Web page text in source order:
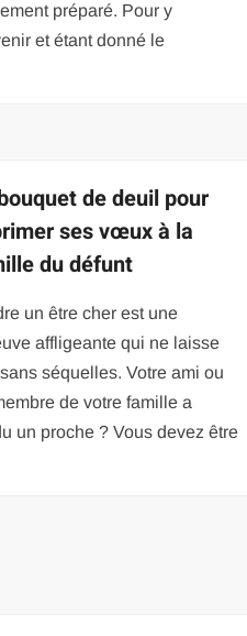
préparé. Pour y
et étant donné le
de deuil pour
ses vœux à la
du défunt
un être cher est une
affligeante qui ne laisse
séquelles. Votre ami ou
de votre famille a
un proche ? Vous devez être